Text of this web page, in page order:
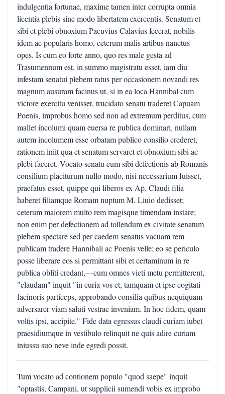
indulgentia fortunae, maxime tamen inter corrupta omnia
licentia plebis sine modo libertatem exercentis. Senatum et
sibi et plebi obnoxium Pacuvius Calavius fecerat, nobilis
idem ac popularis homo, ceterum malis artibus nanctus
opes. Is cum eo forte anno, quo res male gesta ad
Trasumennum est, in summo magistratu esset, iam diu
infestam senatui plebem ratus per occasionem novandi res
magnum ausuram facinus ut, si in ea loca Hannibal cum
victore exercitu venisset, trucidato senatu traderet Capuam
Poenis, improbus homo sed non ad extremum perditus, cum
mallet incolumi quam euersa re publica dominari, nullam
autem incolumem esse orbatam publico consilio crederet,
rationem iniit qua et senatum servaret et obnoxium sibi ac
plebi faceret. Vocato senatu cum sibi defectionis ab Romanis
consilium placiturum nullo modo, nisi necessarium fuisset,
praefatus esset, quippe qui liberos ex Ap. Claudi filia
haberet filiamque Romam nuptum M. Liuio dedisset;
ceterum maiorem multo rem magisque timendam instare;
non enim per defectionem ad tollendum ex civitate senatum
plebem spectare sed per caedem senatus vacuam rem
publicam tradere Hannibali ac Poenis velle; eo se periculo
posse liberare eos si permittant sibi et certaminum in re
publica obliti credant,—cum omnes victi metu permitterent,
"claudam" inquit "in curia vos et, tamquam et ipse cogitati
facinoris particeps, approbando consilia quibus nequiquam
adversarer viam saluti vestrae inveniam. In hoc fidem, quam
voltis ipsi, accipite." Fide data egressus claudi curiam iubet
praesidiumque in vestibulo relinquit ne quis adire curiam
iniussu suo neve inde egredi possit.
Tum vocato ad contionem populo "quod saepe" inquit
"optastis, Campani, ut supplicii sumendi vobis ex improbo